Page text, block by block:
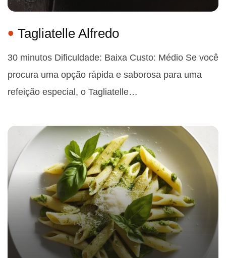
Tagliatelle Alfredo
30 minutos Dificuldade: Baixa Custo: Médio Se você
procura uma opção rápida e saborosa para uma
refeição especial, o Tagliatelle…